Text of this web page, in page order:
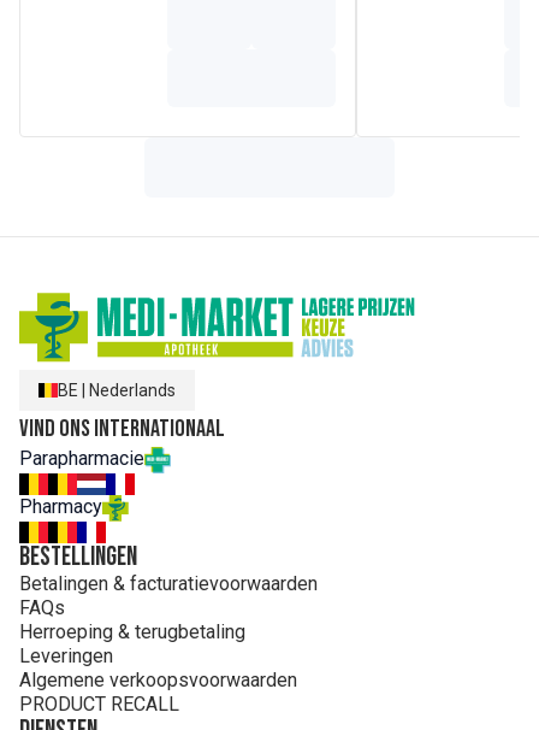
ISODECYL NEOPENTANOATE. ZINC OXIDE [NANO]. IRON
MICROCRYSTALLINE WAX (CERA MICROCRISTALLINA).
PHENOXYETHANOL. TOCOPHEROL. TOCOPHERYL
GLUCOSIDE. TRIBEHENIN. TRIETHOXYCAPRYLYLSILANE.
BE Nederlands
Vind ons internationaal
Parapharmacie
Pharmacy
Bestellingen
Betalingen & facturatievoorwaarden
FAQs
Herroeping & terugbetaling
Leveringen
Algemene verkoopsvoorwaarden
PRODUCT RECALL